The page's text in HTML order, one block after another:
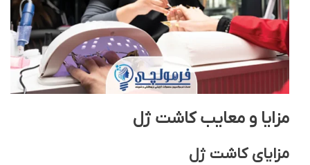
مزایا و معایب کاشت ژل
مزایای کاشت ژل